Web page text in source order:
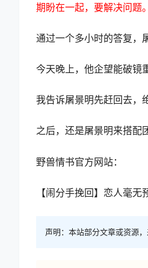
期盼在一起，要解决问题。
通过一个多小时的答复，
今天晚上，他企望能破镜
我告诉屠景明先赶回去，
之后，还是屠景明来搭配
野兽情书官方网站：
【闹分手挽回】恋人毫
声明：本站部分文章或资源